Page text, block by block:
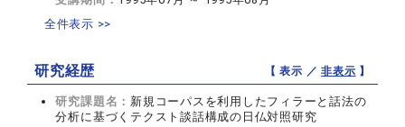
全件表示 >>
研究経歴 【 表示 ／非表示 】
研究課題名： 新規コーパスを利用したフィラーと話法の
分析に基づくテクスト談話構成の日仏対照研究